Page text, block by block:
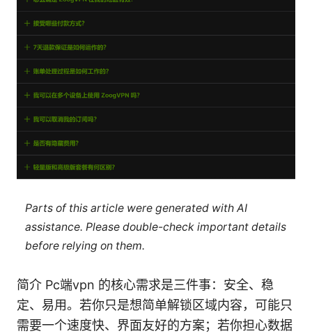
Parts of this article were generated with AI
assistance. Please double-check important details
before relying on them.
简介 Pc端vpn 的核心需求是三件事：安全、稳
定、易用。若你只是想简单解锁区域内容，可能只
需要一个速度快、界面友好的方案；若你担心数据